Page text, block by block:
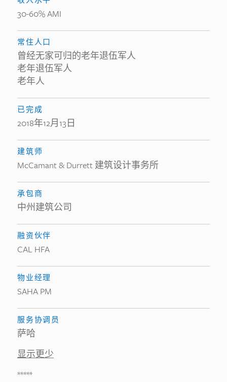
30-60% AMI
常住人口
曾经无家可归的老年退伍军人
老年退伍军人
老年人
已完成
2018年12月13日
建筑师
McCamant & Durrett 建筑设计事务所
承包商
中州建筑公司
融资伙伴
CAL HFA
物业经理
SAHA PM
服务协调员
萨哈
显示更少
*****